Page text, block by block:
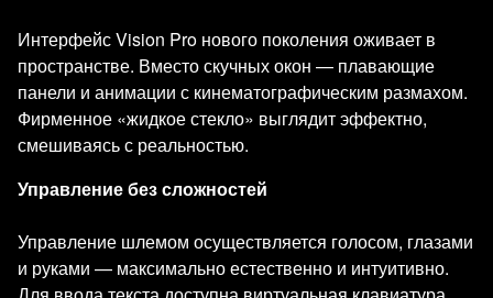
Интерфейс Vision Pro нового поколения оживает в
пространстве. Вместо скучных окон — плавающие
панели и анимации с кинематографическим размахом.
Фирменное «жидкое стекло» выглядит эффектно,
смешиваясь с реальностью.
Управление без сложностей
Управление шлемом осуществляется голосом, глазами
и руками — максимально естественно и интуитивно.